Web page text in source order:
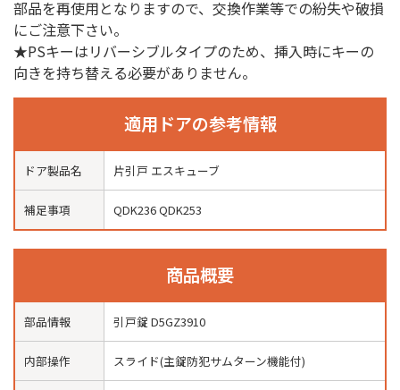
部品を再使用となりますので、交換作業等での紛失や破損
にご注意下さい。
★PSキーはリバーシブルタイプのため、挿入時にキーの
向きを持ち替える必要がありません。
適用ドアの参考情報
ドア製品名 片引戸 エスキューブ
補足事項 QDK236 QDK253
商品概要
部品情報 引戸錠 D5GZ3910
内部操作 スライド(主錠防犯サムターン機能付)